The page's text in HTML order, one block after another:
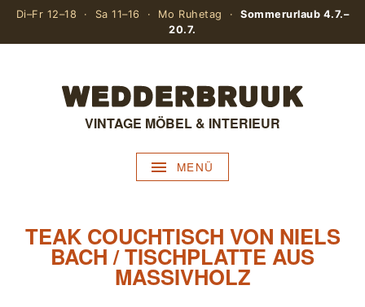
Di–Fr 12–18 · Sa 11–16 · Mo Ruhetag ·Sommerurlaub 4.7.–
20.7.
VINTAGE MÖBEL & INTERIEUR
MENÜ
TEAK COUCHTISCH VON NIELS
BACH / TISCHPLATTE AUS
MASSIVHOLZ